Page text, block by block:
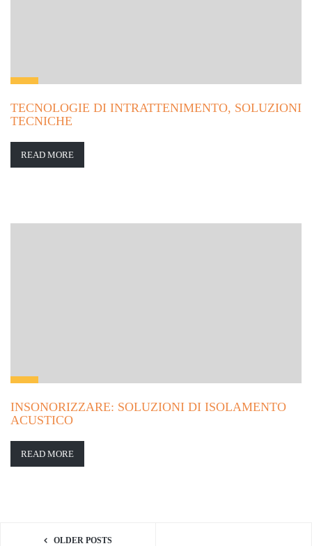
TECNOLOGIE DI INTRATTENIMENTO, SOLUZIONI
TECNICHE
READ MORE
INSONORIZZARE: SOLUZIONI DI ISOLAMENTO
ACUSTICO
READ MORE
OLDER POSTS